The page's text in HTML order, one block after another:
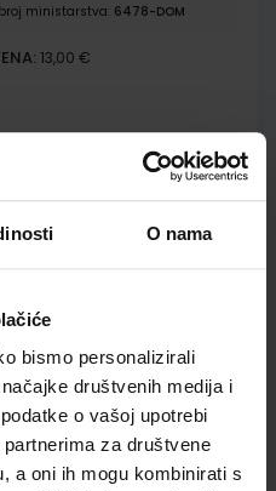
O nama
bismo personalizirali
društvenih medija i
o vašoj upotrebi
za društvene
a oni ih mogu kombinirati s
ministarstva: 6478-DOM
13,00 €
razred gimnazije
Paduan